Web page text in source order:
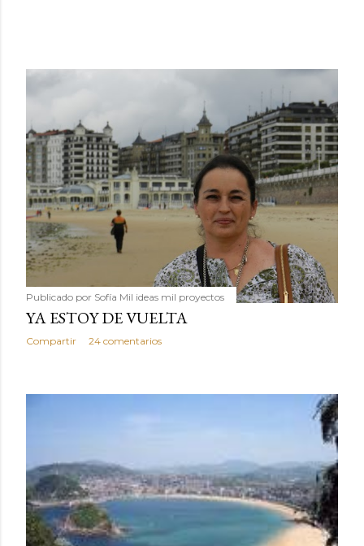
Publicado por Sofía Mil ideas mil proyectos
YA ESTOY DE VUELTA
Compartir 24 comentarios